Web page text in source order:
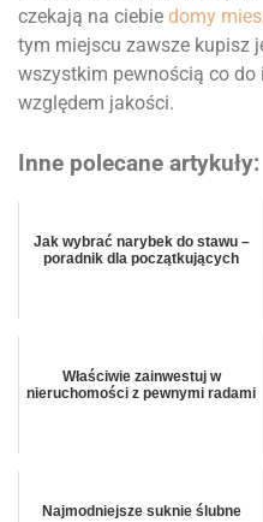
czekają na ciebie domy
tym miejscu zawsze kupisz
wszystkim pewnością co
względem jakości.
Inne polecane artykuły:
Jak wybrać narybek do stawu –
poradnik dla początkujących
Właściwie zainwestuj w
nieruchomości z pewnymi radami
Najmodniejsze suknie ślubne